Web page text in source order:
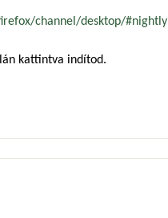
channel/desktop/#nightly
kattintva indítod.